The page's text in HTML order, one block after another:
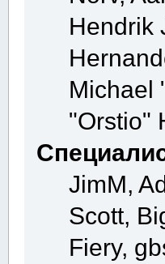
Hendrik
Michael
"Orstio"
JimM,
Scott,
Fiery,